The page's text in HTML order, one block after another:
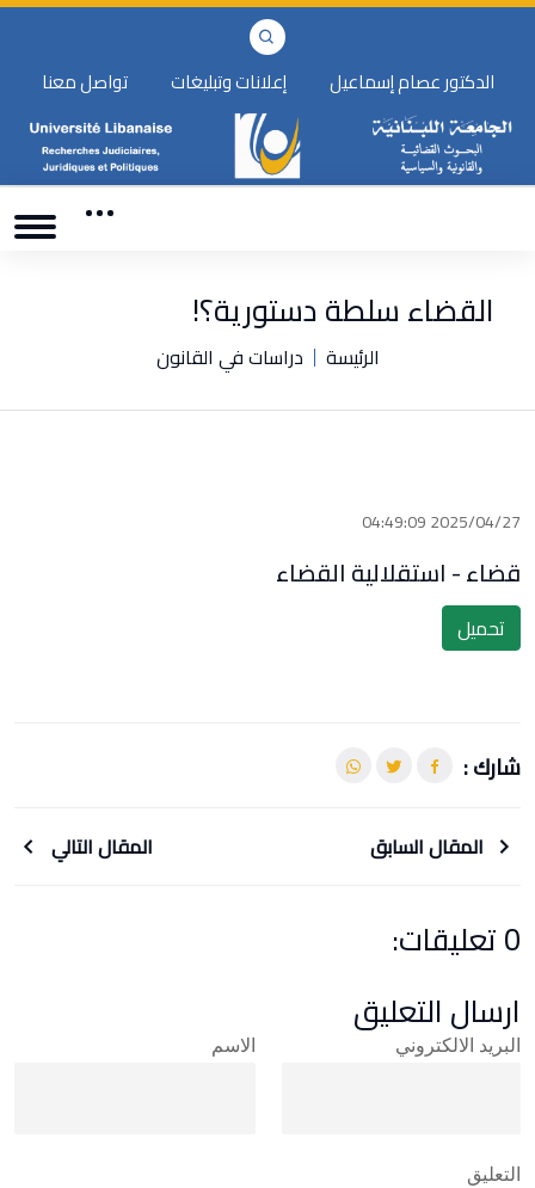
الدكتور عصام إسماعيل إعلانات وتبليغات تواصل معنا
القضاء سلطة دستورية؟!
الرئيسة دراسات في القانون
2025/04/27 04:49:09
قضاء - استقلالية القضاء
تحميل
شارك :
المقال السابق المقال التالي
0 تعليقات:
ارسال التعليق
الاسم البريد الالكتروني
التعليق